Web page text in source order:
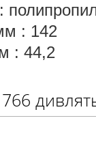
: 142
: 44,2